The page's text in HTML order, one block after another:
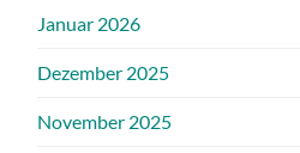
Januar 2026
Dezember 2025
November 2025